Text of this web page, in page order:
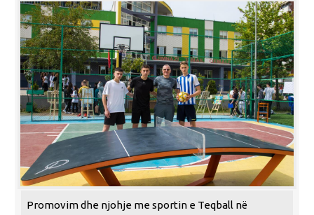
Promovim dhe njohje me sportin e Teqball në